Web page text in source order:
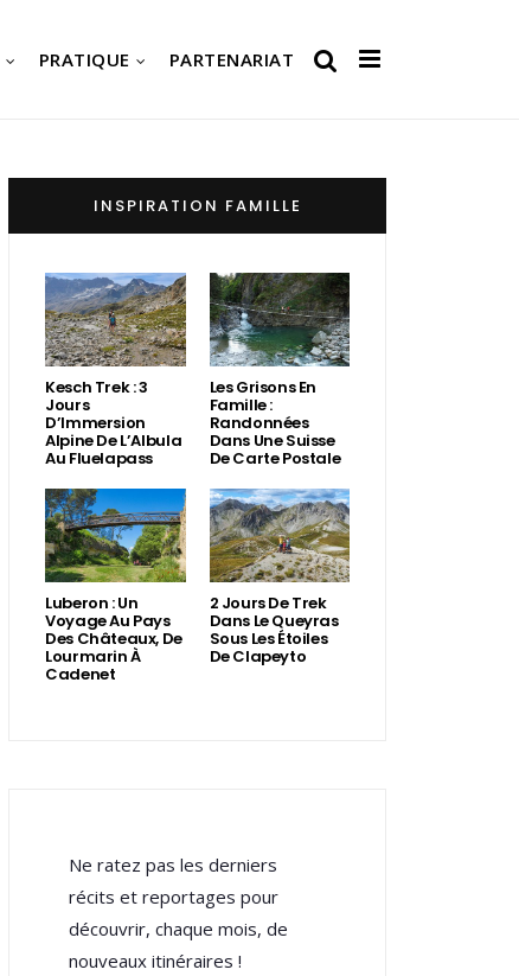
PRATIQUE PARTENARIAT
INSPIRATION FAMILLE
Kesch Trek : 3
Jours
D’Immersion
Alpine De L’Albula
Au Fluelapass
Les Grisons En
Famille :
Randonnées
Dans Une Suisse
De Carte Postale
Luberon : Un
Voyage Au Pays
Des Châteaux, De
Lourmarin À
Cadenet
2 Jours De Trek
Dans Le Queyras
Sous Les Étoiles
De Clapeyto
Ne ratez pas les derniers
récits et reportages pour
découvrir, chaque mois, de
nouveaux itinéraires !